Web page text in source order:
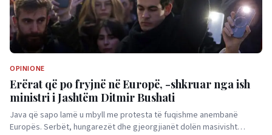
OPINIONE
Erërat që po fryjnë në Europë, -shkruar nga ish
ministri i Jashtëm Ditmir Bushati
Java që sapo lamë u mbyll me protesta të fuqishme anembanë
Europës. Serbët, hungarezët dhe gjeorgjianët dolën masivisht…